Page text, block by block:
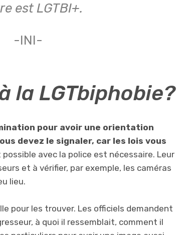
est LGTBI+.
-INI-
la LGTbiphobie?
pour avoir une orientation
devez le signaler, car les lois vous
avec la police est nécessaire. Leur
et à vérifier, par exemple, les caméras
lieu.
pour les trouver. Les officiels demandent
à quoi il ressemblait, comment il